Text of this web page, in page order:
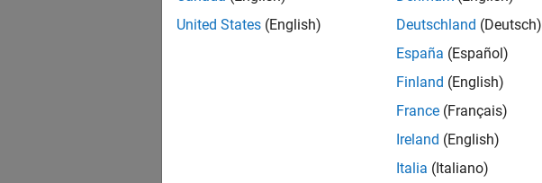
United States (English)
Deutschland (Deutsch)
España (Español)
Finland (English)
France (Français)
Ireland (English)
Italia (Italiano)